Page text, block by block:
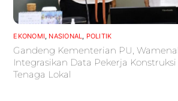
EKONOMI NASIONAL POLITIK
Gandeng Kementerian PU,
Integrasikan Data Pekerja
Tenaga Lokal